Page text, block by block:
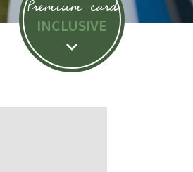
Premium card
INCLUSIVE